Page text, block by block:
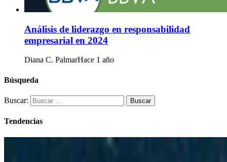
Análisis de liderazgo en responsabilidad
empresarial en 2024
Diana C. PalmarHace 1 año
Búsqueda
Buscar:
Tendencias